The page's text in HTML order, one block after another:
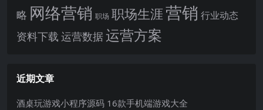
略 网络营销 职场 职场生涯营销 行业动态
资料下载 运营数据运营方案
近期文章
酒桌玩游戏小程序源码 16款手机端游戏大全